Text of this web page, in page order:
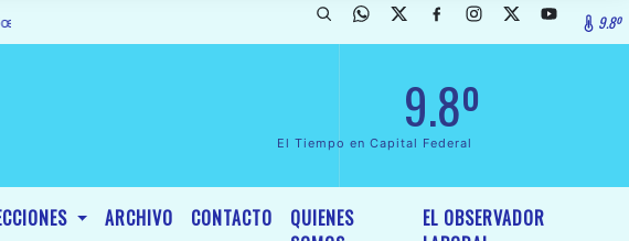
fue declarada de InterÃ©s General y Legislativo, por Ordenanza NÂº 6236/19 del9.8º
9.8º
El Tiempo en Capital Federal
ARCHIVO CONTACTO
QUIENES
EL OBSERVADOR